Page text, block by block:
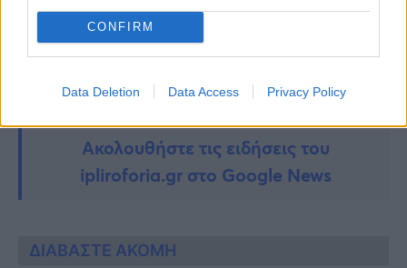
CONFIRM
Data Deletion Data Access Privacy Policy
Ακολουθήστε τις ειδήσεις του
ipliroforia.gr στο Google News
ΔΙΑΒΑΣΤΕ ΑΚΟΜΗ